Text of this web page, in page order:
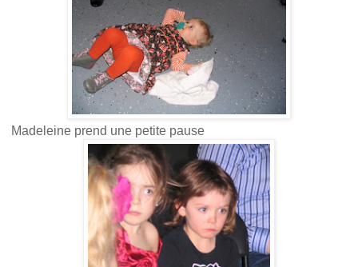
Madeleine prend une petite pause